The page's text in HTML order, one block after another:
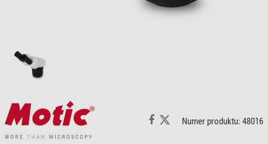
Numer produktu: 48016